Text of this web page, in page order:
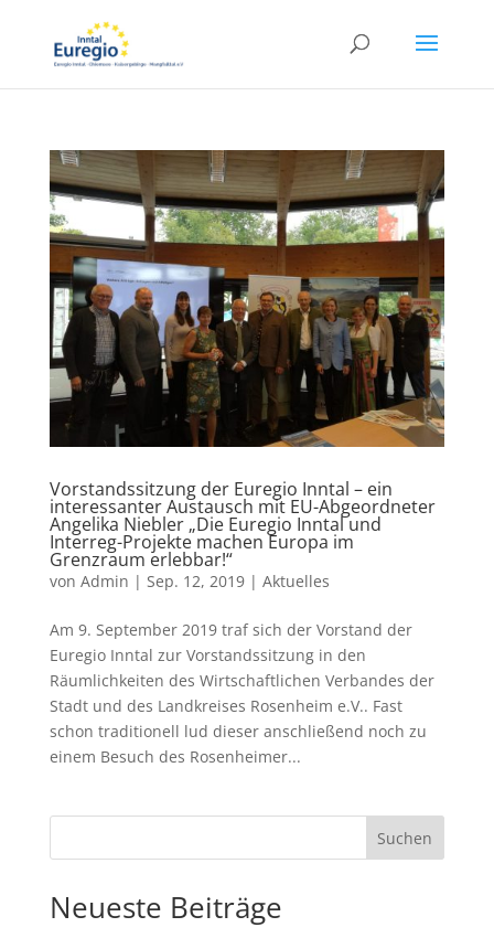
Vorstandssitzung der Euregio Inntal – ein
interessanter Austausch mit EU-Abgeordneter
Angelika Niebler „Die Euregio Inntal und
Interreg-Projekte machen Europa im
Grenzraum erlebbar!“
von Admin | Sep. 12, 2019| Aktuelles
Am 9. September 2019 traf sich der Vorstand der
Euregio Inntal zur Vorstandssitzung in den
Räumlichkeiten des Wirtschaftlichen Verbandes der
Stadt und des Landkreises Rosenheim e.V.. Fast
schon traditionell lud dieser anschließend noch zu
einem Besuch des Rosenheimer...
Suchen
Neueste Beiträge